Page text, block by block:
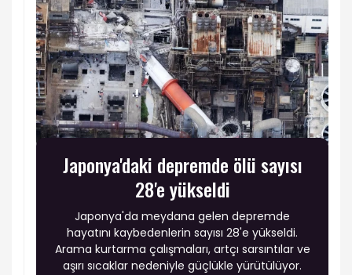
Japonya'daki depremde ölü sayısı
28'e yükseldi
Japonya'da meydana gelen depremde
hayatını kaybedenlerin sayısı 28'e yükseldi.
Arama kurtarma çalışmaları, artçı sarsıntılar ve
aşırı sıcaklar nedeniyle güçlükle yürütülüyor.